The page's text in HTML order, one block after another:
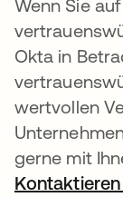
Wenn Sie
Okta in
wertvollen
gerne mit
Kontaktieren